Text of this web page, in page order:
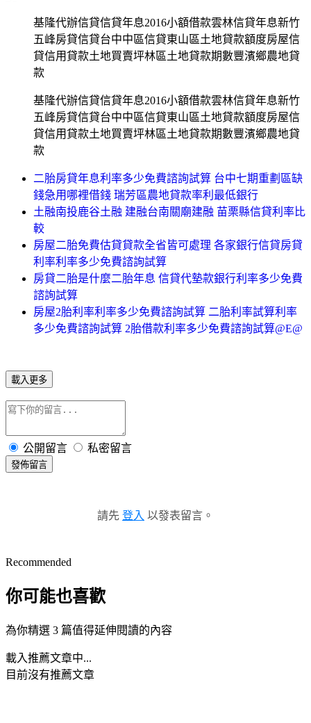
基隆代辦信貸信貸年息2016小額借款雲林信貸年息新竹
五峰房貸信貸台中中區信貸東山區土地貸款額度房屋信
貸信用貸款土地買賣坪林區土地貸款期數豐濱鄉農地貸
款
基隆代辦信貸信貸年息2016小額借款雲林信貸年息新竹
五峰房貸信貸台中中區信貸東山區土地貸款額度房屋信
貸信用貸款土地買賣坪林區土地貸款期數豐濱鄉農地貸
款
二胎房貸年息利率多少免費諮詢試算 台中七期重劃區缺
錢急用哪裡借錢 瑞芳區農地貸款率利最低銀行
土融南投鹿谷土融 建融台南關廟建融 苗栗縣信貸利率比
較
房屋二胎免費估貸貸款全省皆可處理 各家銀行信貸房貸
利率利率多少免費諮詢試算
房貸二胎是什麼二胎年息 信貸代墊款銀行利率多少免費
諮詢試算
房屋2胎利率利率多少免費諮詢試算 二胎利率試算利率
多少免費諮詢試算 2胎借款利率多少免費諮詢試算@E@
載入更多
公開留言 私密留言
發佈留言
請先 登入 以發表留言。
Recommended
你可能也喜歡
為你精選 3 篇值得延伸閱讀的內容
載入推薦文章中...
目前沒有推薦文章